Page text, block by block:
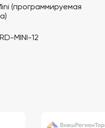
(программируемая
MINI-12